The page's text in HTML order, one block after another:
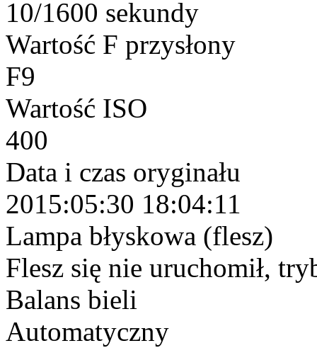
10/1600 sekundy
Wartość F przysłony
F9
Wartość ISO
400
Data i czas oryginału
2015:05:30 18:04:11
Lampa błyskowa (flesz)
Flesz się nie uruchomił,
Balans bieli
Automatyczny